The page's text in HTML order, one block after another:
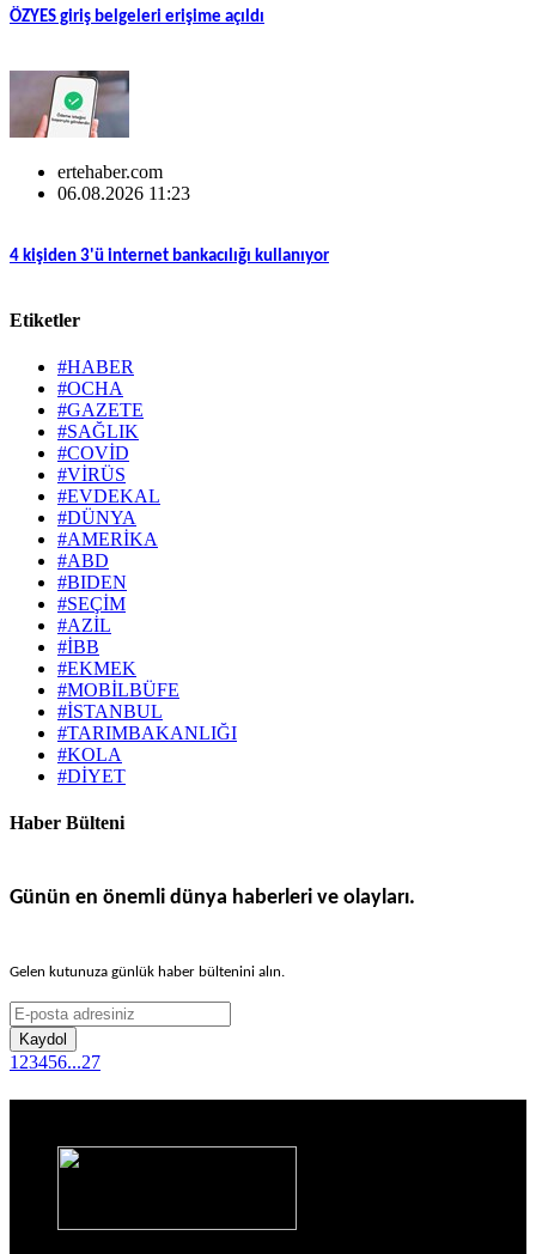
ÖZYES giriş belgeleri erişime açıldı
ertehaber.com
06.08.2026 11:23
4 kişiden 3'ü internet bankacılığı kullanıyor
Etiketler
#HABER
#OCHA
#GAZETE
#SAĞLIK
#COVİD
#VİRÜS
#EVDEKAL
#DÜNYA
#AMERİKA
#ABD
#BIDEN
#SEÇİM
#AZİL
#İBB
#EKMEK
#MOBİLBÜFE
#İSTANBUL
#TARIMBAKANLIĞI
#KOLA
#DİYET
Haber Bülteni
Günün en önemli dünya haberleri ve olayları.
Gelen kutunuza günlük haber bültenini alın.
Kaydol
1 23456...27